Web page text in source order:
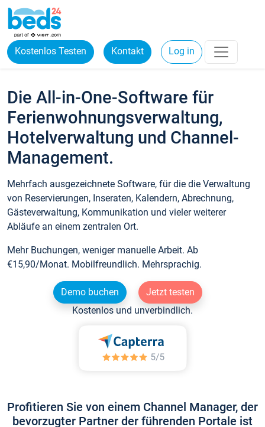
Kostenlos Testen Kontakt Log in
Die All-in-One-Software für
Ferienwohnungsverwaltung,
Hotelverwaltung und Channel-
Management.
Mehrfach ausgezeichnete Software, für die die Verwaltung
von Reservierungen, Inseraten, Kalendern, Abrechnung,
Gästeverwaltung, Kommunikation und vieler weiterer
Abläufe an einem zentralen Ort.
Mehr Buchungen, weniger manuelle Arbeit. Ab
€15,90/Monat. Mobilfreundlich. Mehrsprachig.
Demo buchen
Jetzt testen
Kostenlos und unverbindlich.
Profitieren Sie von einem Channel Manager, der
bevorzugter Partner der führenden Portale ist